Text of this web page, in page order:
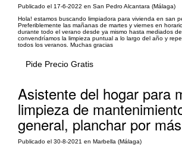
Publicado el 17-6-2022 en San Pedro Alcantara (Málaga)
Hola! estamos buscando limpiadora para vivienda en san
Preferiblemente las mañanas de martes y viernes en
durante todo el verano desde ya mismo hasta mediados
convendríamos la limpieza puntual a lo largo del año y
todos los veranos. Muchas gracias
Pide Precio Gratis
Asistente del hogar para
limpieza de
general, planchar por
Publicado el 30-8-2021 en Marbella (Málaga)